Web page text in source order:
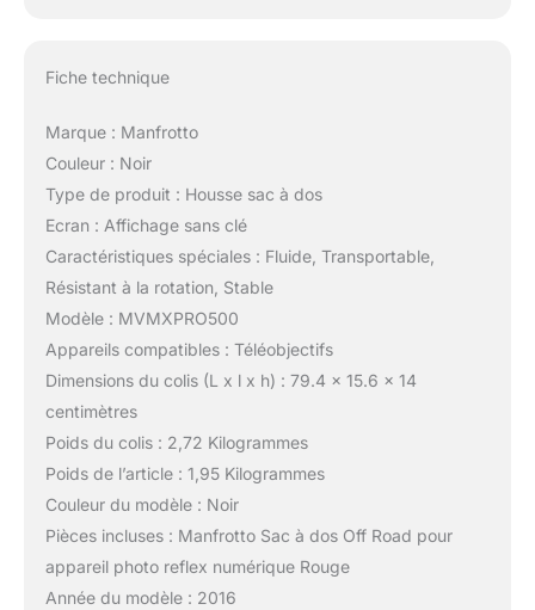
Fiche technique
Marque : Manfrotto
Couleur : Noir
Type de produit : Housse sac à dos
Ecran : Affichage sans clé
Caractéristiques spéciales : Fluide, Transportable,
Résistant à la rotation, Stable
Modèle : MVMXPRO500
Appareils compatibles : Téléobjectifs
Dimensions du colis (L x l x h) : 79.4 x 15.6 x 14
centimètres
Poids du colis : 2,72 Kilogrammes
Poids de l’article : 1,95 Kilogrammes
Couleur du modèle : Noir
Pièces incluses : Manfrotto Sac à dos Off Road pour
appareil photo reflex numérique Rouge
Année du modèle : 2016